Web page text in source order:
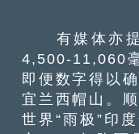
有媒体亦提
4,500-11,060
即便数字得以
宜兰西帽山。
世界“雨极”印